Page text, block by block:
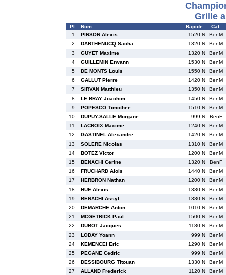
Grille
Pl Nom Rapide
Cat.
1
PINSON Alexis 1520 N
BenM
2
DARTHENUCQ Sacha 1320 N
BenM
3
GUYET Maxime 1320 N
BenM
4
GUILLEMIN Erwann 1530 N
BenM
5
DE MONTS Louis 1550 N
BenM
6
GALLUT Pierre 1420 N
BenM
7
SIRVAN Matthieu 1350 N
BenM
8
LE BRAY Joachim 1450 N
BenM
9
POPESCO Timothee 1510 N
BenM
10
DUPUY-SALLE Morgane 999 N
BenF
11
LACROIX Maxime 1240 N
BenM
12
GASTINEL Alexandre 1420 N
BenM
13
SOLERE Nicolas 1310 N
BenM
14
BOTEZ Victor 1200 N
BenM
15
BENACHI Cerine 1320 N
BenF
16
FRUCHARD Alois 1440 N
BenM
17
HERBRON Nathan 1200 N
BenM
18
HUE Alexis 1380 N
BenM
19
BENACHI Assyl 1380 N
BenM
20
DEMARCHE Anton 1010 N
BenM
21
MCGETRICK Paul 1500 N
BenM
22
DUBOT Jacques 1180 N
BenM
23
LODAY Yoann 999 N
BenM
24
KEMENCEI Eric 1290 N
BenM
25
PEGANE Cedric 999 N
BenM
26
DESSIBOURG Titouan 1330 N
BenM
27
ALLAND Frederick 1120 N
BenM